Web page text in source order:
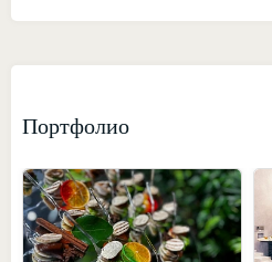
Портфолио